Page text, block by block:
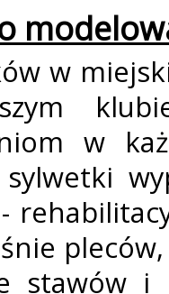
w
w
stawów i